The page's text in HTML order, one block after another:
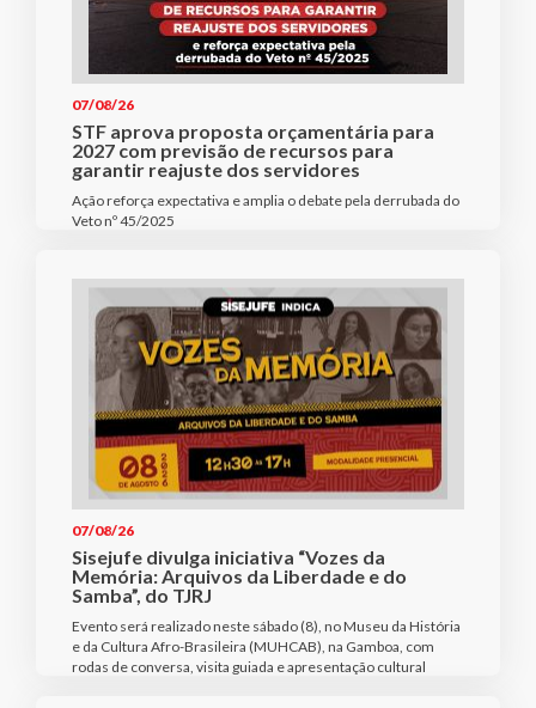
07/08/26
STF aprova proposta orçamentária para
2027 com previsão de recursos para
garantir reajuste dos servidores
Ação reforça expectativa e amplia o debate pela derrubada do
Veto nº 45/2025
07/08/26
Sisejufe divulga iniciativa “Vozes da
Memória: Arquivos da Liberdade e do
Samba”, do TJRJ
Evento será realizado neste sábado (8), no Museu da História
e da Cultura Afro-Brasileira (MUHCAB), na Gamboa, com
rodas de conversa, visita guiada e apresentação cultural